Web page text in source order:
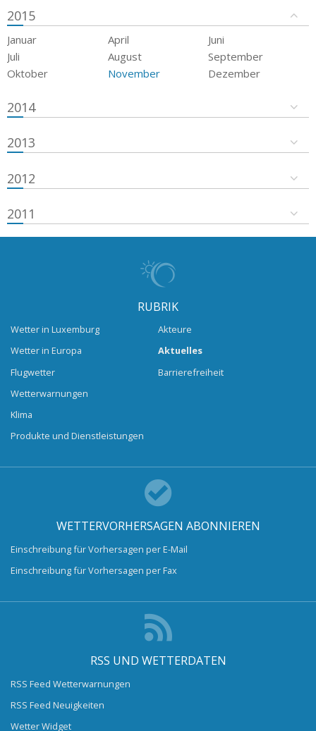
2015
Januar April
Juni
Juli
August
September
Oktober
November Dezember
2014
2013
2012
2011
RUBRIK
Wetter in Luxemburg
Wetter in Europa
Flugwetter
Wetterwarnungen
Klima
Produkte und Dienstleistungen
Akteure
Aktuelles
Barrierefreiheit
WETTERVORHERSAGEN ABONNIEREN
Einschreibung für Vorhersagen per E-Mail
Einschreibung für Vorhersagen per Fax
RSS UND WETTERDATEN
RSS Feed Wetterwarnungen
RSS Feed Neuigkeiten
Wetter Widget